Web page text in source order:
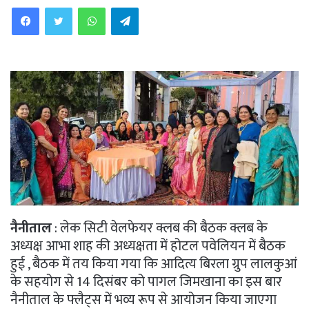
WhatsAppTelegram
नैनीताल: लेक सिटी वेलफेयर क्लब की बैठक क्लब के
अध्यक्ष आभा शाह की अध्यक्षता में होटल पवेलियन में बैठक
हुई , बैठक में तय किया गया कि आदित्य बिरला ग्रुप लालकुआं
के सहयोग से 14 दिसंबर को पागल जिमखाना का इस बार
नैनीताल के फ्लैट्स में भव्य रूप से आयोजन किया जाएगा